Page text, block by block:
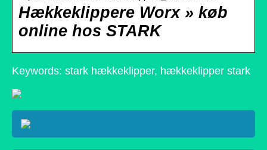
Hækkeklippere Worx » køb
online hos STARK
Keywords: stark hækkeklipper, hækkeklipper stark